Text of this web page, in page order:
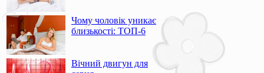
Чому чоловік уникає
близькості: ТОП-6
Вічний двигун для